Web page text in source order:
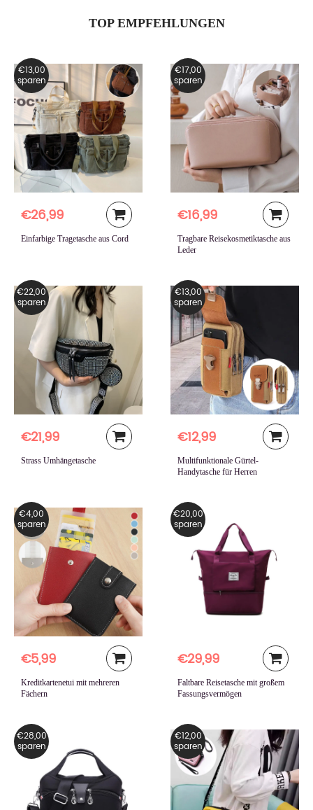
TOP EMPFEHLUNGEN
€13,00
sparen
€26,99
Einfarbige Tragetasche aus Cord
€17,00
sparen
€16,99
Tragbare Reisekosmetiktasche aus
Leder
€22,00
sparen
€21,99
Strass Umhängetasche
€13,00
sparen
€12,99
Multifunktionale Gürtel-
Handytasche für Herren
€4,00
sparen
€5,99
Kreditkartenetui mit mehreren
Fächern
€20,00
sparen
€29,99
Faltbare Reisetasche mit großem
Fassungsvermögen
€28,00
sparen
€12,00
sparen